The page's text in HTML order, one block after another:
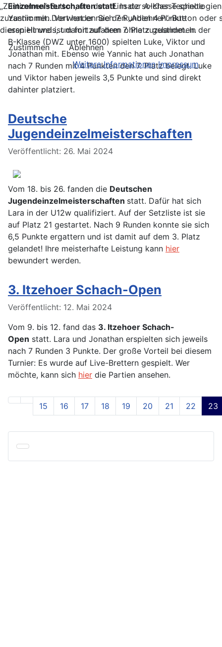
Einzelmeisterschaften statt. In der A-Klasse spielte
Yannic mit. Dort hat er nach 7 Runden 4 Punkte
erspielt und ist damit auf dem 7. Platz gelandet. In der
B-Klasse (DWZ unter 1600) spielten Luke, Viktor und
Jonathan mit. Ebenso wie Yannic hat auch Jonathan
nach 7 Runden mit 4 Punkten den 7. Platz belegt. Luke
und Viktor haben jeweils 3,5 Punkte und sind direkt
dahinter platziert.
Deutsche
Jugendeinzelmeisterschaften
Details
Veröffentlicht: 26. Mai 2024
Vom 18. bis 26. fanden die Deutschen
Jugendeinzelmeisterschaften statt. Dafür hat sich
Lara in der U12w qualifiziert. Auf der Setzliste ist sie
auf Platz 21 gestartet. Nach 9 Runden konnte sie sich
6,5 Punkte ergattern und ist damit auf dem 3. Platz
gelandet! Ihre meisterhafte Leistung kann hier
bewundert werden.
3. Itzehoer Schach-Open
Details
Veröffentlicht: 12. Mai 2024
Vom 9. bis 12. fand das 3. Itzehoer Schach-
Open statt. Lara und Jonathan erspielten sich jeweils
nach 7 Runden 3 Punkte. Der große Vorteil bei diesem
Turnier: Es wurde auf Live-Brettern gespielt. Wer
möchte, kann sich hier die Partien ansehen.
Seite 23 von 24
15 16 17 18 19 20 21 22 23
„Zustimmen“-Button, um dem Einsatz solcher Technologien
zuzustimmen. Verwenden Sie den „Ablehnen“-Button oder
diesen Hinweis, um fortzufahren ohne zuzustimmen.
Zustimmen
Ablehnen
Weitere Informationen Impressum